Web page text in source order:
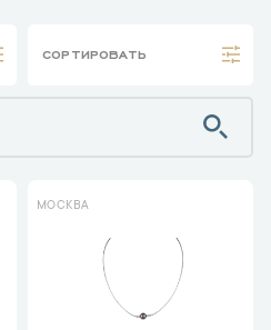
СОРТИРОВАТЬ
МОСКВА